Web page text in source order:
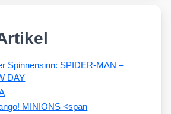
Spinnensinn: SPIDER-MAN –
DAY
MINIONS <span